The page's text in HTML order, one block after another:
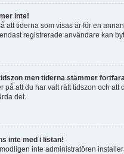
inte!
att tiderna som visas är för en
registrerade användare kan
men tiderna stämmer
på att du har valt rätt tidszon och
det.
inte med i listan!
inte administratören